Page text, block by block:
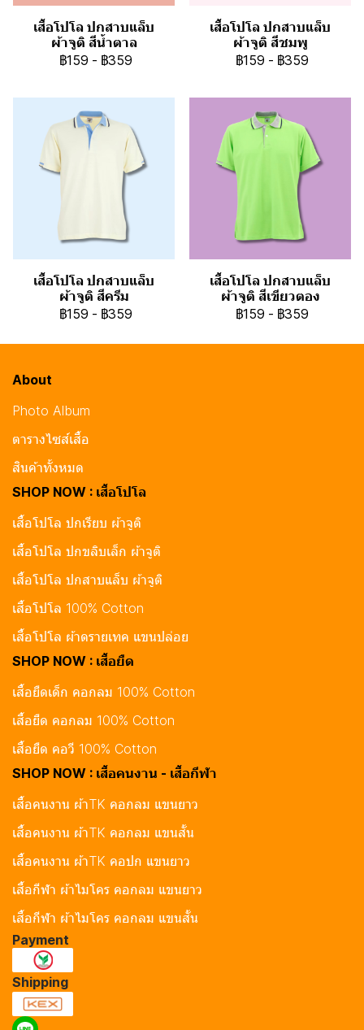
เสื้อโปโล ปกสาบแล็บ
ผ้าจูติ สีน้ำตาล
฿159 - ฿359
เสื้อโปโล ปกสาบแล็บ
ผ้าจูติ สีชมพู
฿159 - ฿359
เสื้อโปโล ปกสาบแล็บ
ผ้าจูติ สีครีม
฿159 - ฿359
เสื้อโปโล ปกสาบแล็บ
ผ้าจูติ สีเขียวตอง
฿159 - ฿359
About
Photo Album
ตารางไซส์เสื้อ
สินค้าทั้งหมด
SHOP NOW : เสื้อโปโล
เสื้อโปโล ปกเรียบ ผ้าจูติ
เสื้อโปโล ปกขลิบเล็ก ผ้าจูติ
เสื้อโปโล ปกสาบแล็บ ผ้าจูติ
เสื้อโปโล 100% Cotton
เสื้อโปโล ผ้าดรายเทค แขนปล่อย
SHOP NOW : เสื้อยืด
เสื้อยืดเด็ก คอกลม 100% Cotton
เสื้อยืด คอกลม 100% Cotton
เสื้อยืด คอวี 100% Cotton
SHOP NOW : เสื้อคนงาน - เสื้อกีฬา
เสื้อคนงาน ผ้าTK คอกลม แขนยาว
เสื้อคนงาน ผ้าTK คอกลม แขนสั้น
เสื้อคนงาน ผ้าTK คอปก แขนยาว
เสื้อกีฬา ผ้าไมโคร คอกลม แขนยาว
เสื้อกีฬา ผ้าไมโคร คอกลม แขนสั้น
Payment
Shipping